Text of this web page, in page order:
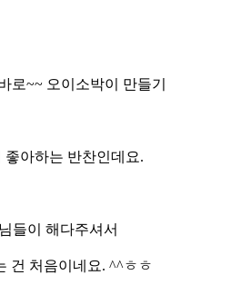
로~~ 오이소박이 만들기
좋아하는 반찬인데요.
들이 해다주셔서
건 처음이네요. ^^ㅎㅎ